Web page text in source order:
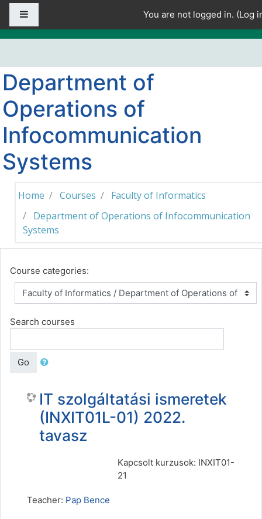
Skip to main content
You are not logged in. (Log
Department of
Operations of
Infocommunication
Systems
Home Courses
Faculty of Informatics
Department of Operations of Infocommunication
Systems
Course categories:
Search courses
Go
IT szolgáltatási ismeretek
(INXIT01L-01) 2022.
tavasz
Kapcsolt kurzusok: INXIT01-
21
Teacher: Pap Bence